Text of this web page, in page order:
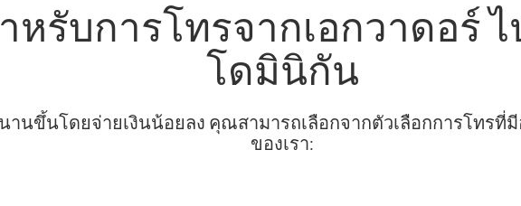
หรับการโทรจากเอกวาดอร์
โดมินิกัน
านขึ้นโดยจ่ายเงินน้อยลง คุณสามารถเลือกจากตัวเลือกการโทรที่
ของเรา: